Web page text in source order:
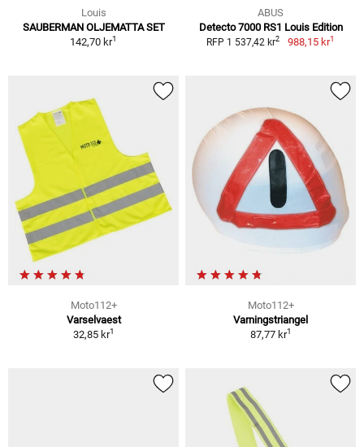
Louis
SAUBERMAN OLJEMATTA SET
142,70 kr1
ABUS
Detecto 7000 RS1 Louis Edition
RFP 1 537,42 kr2 988,15 kr1
Moto112+
Varselvaest
32,85 kr1
Moto112+
Varningstriangel
87,77 kr1